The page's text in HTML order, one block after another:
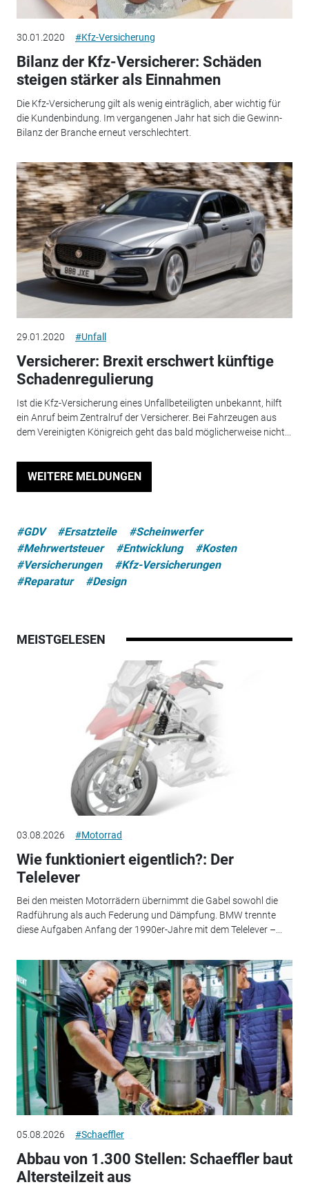
30.01.2020 #Kfz-Versicherung
Bilanz der Kfz-Versicherer: Schäden
steigen stärker als Einnahmen
Die Kfz-Versicherung gilt als wenig einträglich, aber wichtig für
die Kundenbindung. Im vergangenen Jahr hat sich die Gewinn-
Bilanz der Branche erneut verschlechtert.
29.01.2020 #Unfall
Versicherer: Brexit erschwert künftige
Schadenregulierung
Ist die Kfz-Versicherung eines Unfallbeteiligten unbekannt, hilft
ein Anruf beim Zentralruf der Versicherer. Bei Fahrzeugen aus
dem Vereinigten Königreich geht das bald möglicherweise nicht...
WEITERE MELDUNGEN
#GDV #Ersatzteile
#Scheinwerfer
#Mehrwertsteuer
#Entwicklung
#Kosten
#Versicherungen
#Kfz-Versicherungen
#Reparatur
#Design
MEISTGELESEN
03.08.2026 #Motorrad
Wie funktioniert eigentlich?: Der
Telelever
Bei den meisten Motorrädern übernimmt die Gabel sowohl die
Radführung als auch Federung und Dämpfung. BMW trennte
diese Aufgaben Anfang der 1990er-Jahre mit dem Telelever –...
05.08.2026 #Schaeffler
Abbau von 1.300 Stellen: Schaeffler baut
Altersteilzeit aus